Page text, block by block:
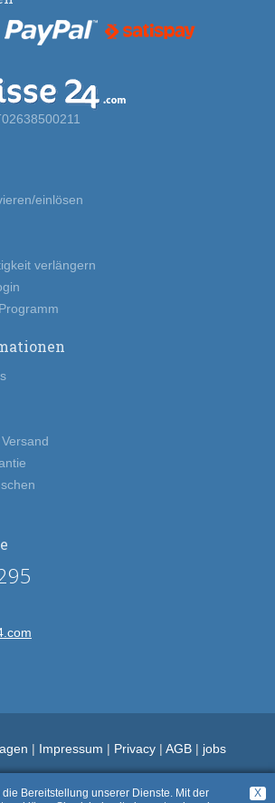
einlösen
verlängern
| Impressum | Privacy| AGB| jobs
X
Bereitstellung unserer Dienste. Mit der